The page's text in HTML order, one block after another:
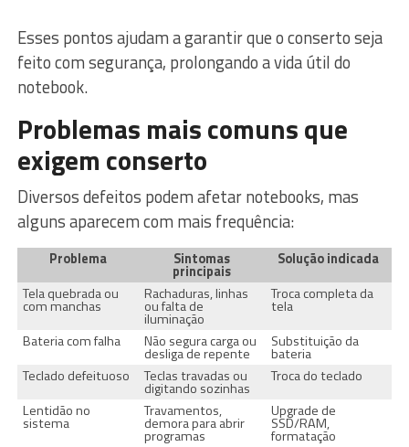
Esses pontos ajudam a garantir que o conserto seja
feito com segurança, prolongando a vida útil do
notebook.
Problemas mais comuns que
exigem conserto
Diversos defeitos podem afetar notebooks, mas
alguns aparecem com mais frequência:
Problema Sintomas
principais
Solução indicada
Tela quebrada ou
com manchas
Rachaduras, linhas
ou falta de
iluminação
Troca completa da
tela
Bateria com falha
Não segura carga ou
desliga de repente
Substituição da
bateria
Teclado defeituoso
Teclas travadas ou
digitando sozinhas
Troca do teclado
Lentidão no
sistema
Travamentos,
demora para abrir
programas
Upgrade de
SSD/RAM,
formatação